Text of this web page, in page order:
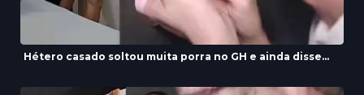
Hétero casado soltou muita porra no GH e ainda disse...